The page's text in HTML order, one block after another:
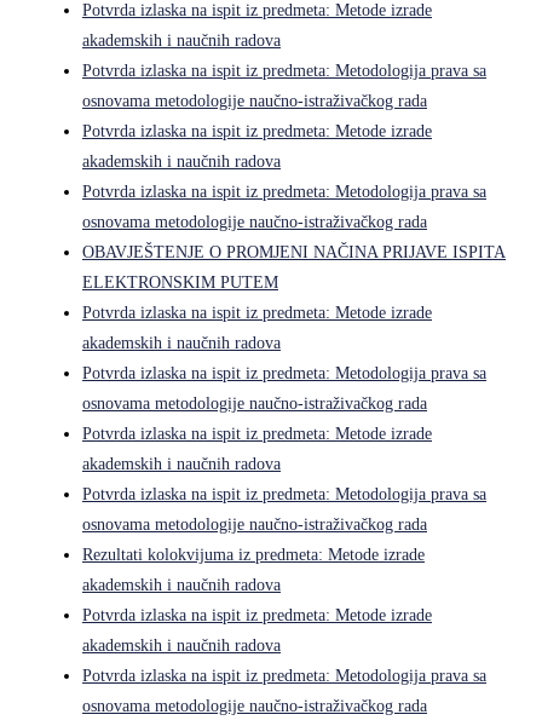
Potvrda izlaska na ispit iz predmeta: Metode izrade
akademskih i naučnih radova
Potvrda izlaska na ispit iz predmeta: Metodologija prava sa
osnovama metodologije naučno-istraživačkog rada
Potvrda izlaska na ispit iz predmeta: Metode izrade
akademskih i naučnih radova
Potvrda izlaska na ispit iz predmeta: Metodologija prava sa
osnovama metodologije naučno-istraživačkog rada
OBAVJEŠTENJE O PROMJENI NAČINA PRIJAVE ISPITA
ELEKTRONSKIM PUTEM
Potvrda izlaska na ispit iz predmeta: Metode izrade
akademskih i naučnih radova
Potvrda izlaska na ispit iz predmeta: Metodologija prava sa
osnovama metodologije naučno-istraživačkog rada
Potvrda izlaska na ispit iz predmeta: Metode izrade
akademskih i naučnih radova
Potvrda izlaska na ispit iz predmeta: Metodologija prava sa
osnovama metodologije naučno-istraživačkog rada
Rezultati kolokvijuma iz predmeta: Metode izrade
akademskih i naučnih radova
Potvrda izlaska na ispit iz predmeta: Metode izrade
akademskih i naučnih radova
Potvrda izlaska na ispit iz predmeta: Metodologija prava sa
osnovama metodologije naučno-istraživačkog rada